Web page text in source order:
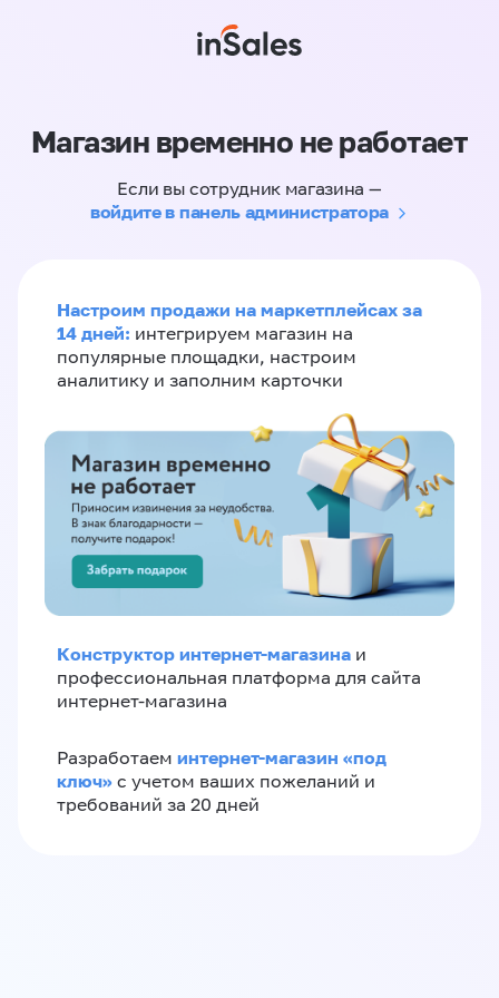
Магазин временно не работает
Если вы сотрудник магазина —
войдите в панель администратора
Настроим продажи на маркетплейсах за
14 дней: интегрируем магазин на
популярные площадки, настроим
аналитику и заполним карточки
Конструктор интернет-магазина и
профессиональная платформа для сайта
интернет-магазина
Разработаем интернет-магазин «‎под
ключ»‎ с учетом ваших пожеланий и
требований за 20 дней